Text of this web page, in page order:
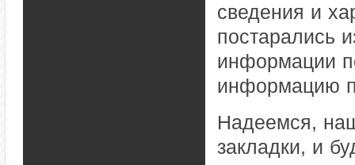
сведения и
постарались
информации
информацию
Надеемся,
закладки, и